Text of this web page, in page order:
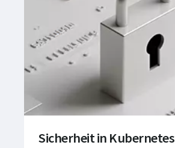
Sicherheit in Kubernetes